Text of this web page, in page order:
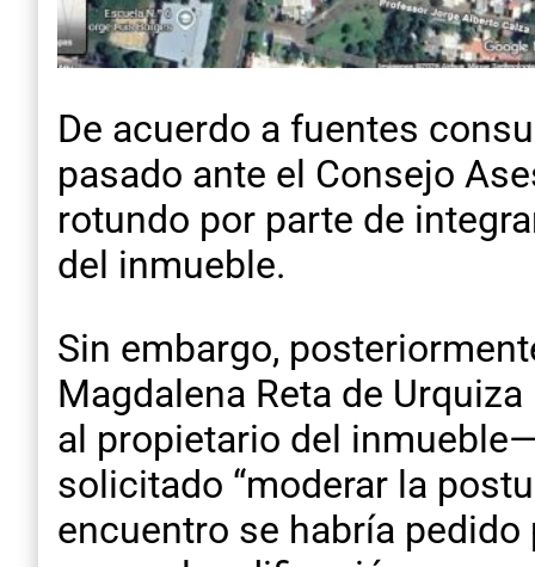
De acuerdo a fuentes
pasado ante el Consejo
rotundo por parte de
del inmueble.
Sin embargo,
Magdalena Reta de
al propietario del
solicitado “moderar la
encuentro se habría